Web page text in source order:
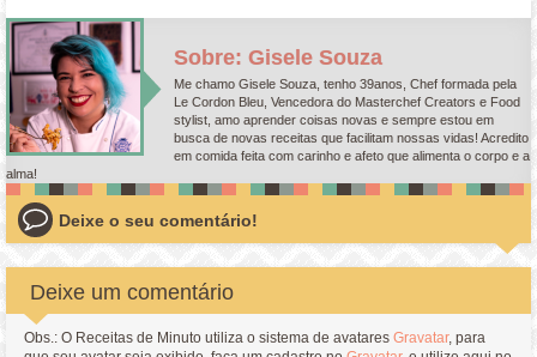
Sobre: Gisele Souza
Me chamo Gisele Souza, tenho 39anos, Chef formada pela
Le Cordon Bleu, Vencedora do Masterchef Creators e Food
stylist, amo aprender coisas novas e sempre estou em
busca de novas receitas que facilitam nossas vidas! Acredito
em comida feita com carinho e afeto que alimenta o corpo e a
alma!
Deixe o seu comentário!
Deixe um comentário
Obs.: O Receitas de Minuto utiliza o sistema de avataresGravatar, para